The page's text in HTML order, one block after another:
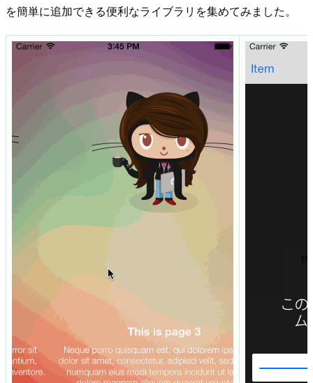
を簡単に追加できる便利なライブラリを集めてみました。